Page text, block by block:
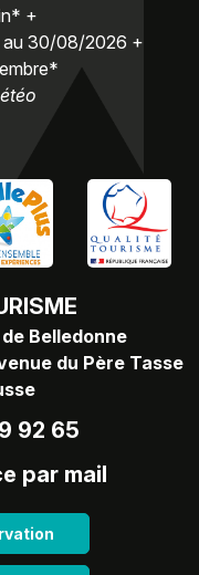
Belledonne
du Père Tasse
92 65
par mail
+
au 30/08/2026 +